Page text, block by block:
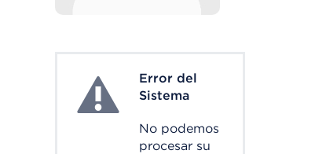
System ErrorError del
Sistema
No podemos
procesar su